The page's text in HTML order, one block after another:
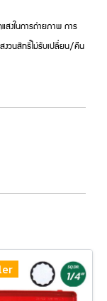
สงในการถ่ายภาพ การ
งวนสิทธิ์ไม่รับเปลี่ยน/คืน